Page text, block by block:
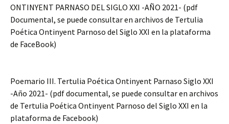
ONTINYENT PARNASO DEL SIGLO XXI -AÑO 2021- (pdf
Documental, se puede consultar en archivos de Tertulia
Poética Ontinyent Parnoso del Siglo XXI en la plataforma
de FaceBook)
Poemario III. Tertulia Poética Ontinyent Parnaso Siglo XXI
-Año 2021- (pdf documental, se puede consultar en archivos
de Tertulia Poética Ontinyent Parnoso del Siglo XXI en la
plataforma de Facebook)